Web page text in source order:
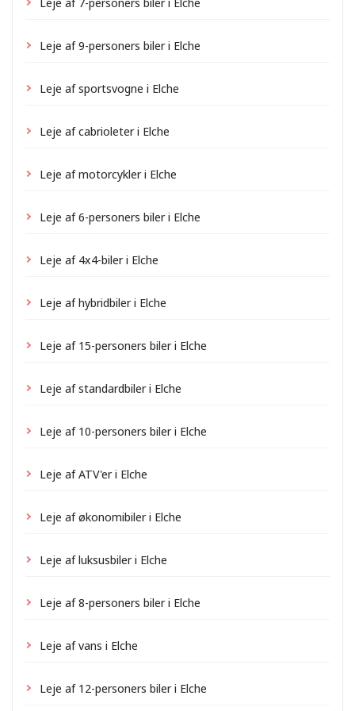
Leje af 9-personers biler i Elche
Leje af sportsvogne i Elche
Leje af cabrioleter i Elche
Leje af motorcykler i Elche
Leje af 6-personers biler i Elche
Leje af 4x4-biler i Elche
Leje af hybridbiler i Elche
Leje af 15-personers biler i Elche
Leje af standardbiler i Elche
Leje af 10-personers biler i Elche
Leje af ATV'er i Elche
Leje af økonomibiler i Elche
Leje af luksusbiler i Elche
Leje af 8-personers biler i Elche
Leje af vans i Elche
Leje af 12-personers biler i Elche